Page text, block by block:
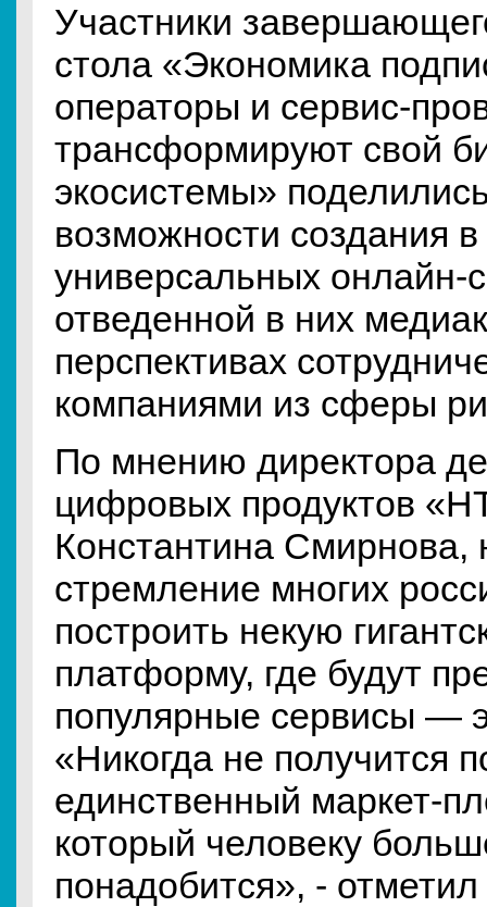
Участники
стола «Экономика
операторы и сервис-
трансформируют свой
экосистемы»
возможности создания
универсальных онлайн-
отведенной в них
перспективах
компаниями из сферы
По мнению директора
цифровых продуктов
Константина Смирнова,
стремление многих
построить некую
платформу, где будут
популярные сервисы —
«Никогда не получится
единственный маркет-
который человеку
понадобится», -